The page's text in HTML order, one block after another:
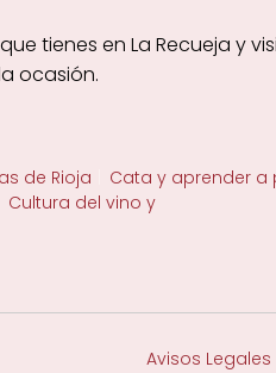
tienes en La Recueja y
ocasión.
de Rioja
Cata y aprender a
Cultura del vino y
Avisos Legales